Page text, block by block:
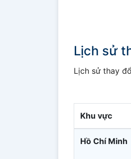
Lịch sử
Lịch sử thay
Khu vực
Hồ Chí Minh